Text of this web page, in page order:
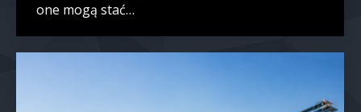
one mogą stać…